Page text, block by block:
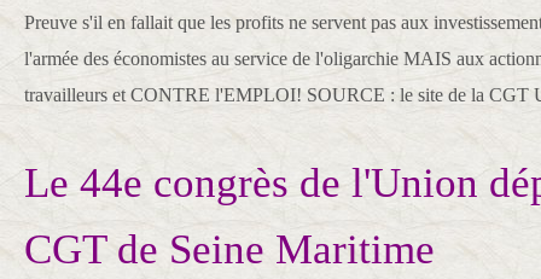
Preuve s'il en fallait que les profits ne servent pas aux
l'armée des économistes au service de l'oligarchie MAIS aux
travailleurs et CONTRE l'EMPLOI! SOURCE : le site de la CGT
Le 44e congrès de l'Union
CGT de Seine Maritime